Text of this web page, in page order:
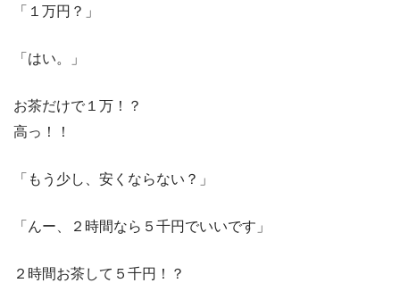
「１万円？」
「はい。」
お茶だけで１万！？
高っ！！
「もう少し、安くならない？」
「んー、２時間なら５千円でいいです」
２時間お茶して５千円！？